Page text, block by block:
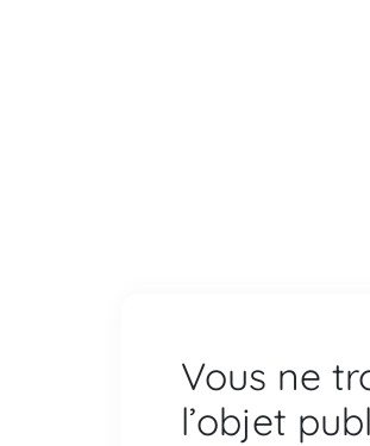
Vous ne
l’objet